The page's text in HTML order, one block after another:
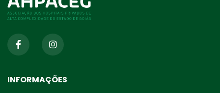
INFORMAÇÕES